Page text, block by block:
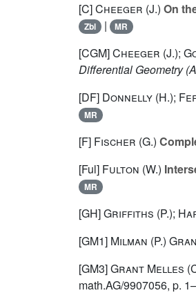
[C]Cheeger (J.) On
Zbl | MR
[CGM]Cheeger (J.);
Differential Geometry
[DF] Donnelly (H.);
MR
[F] Fischer (G.)
[Ful] Fulton (W.)
MR
[GH]Griffiths (P.);
[GM1] Milman (P.)
[GM3]Grant Melles
math.AG/9907056, p.